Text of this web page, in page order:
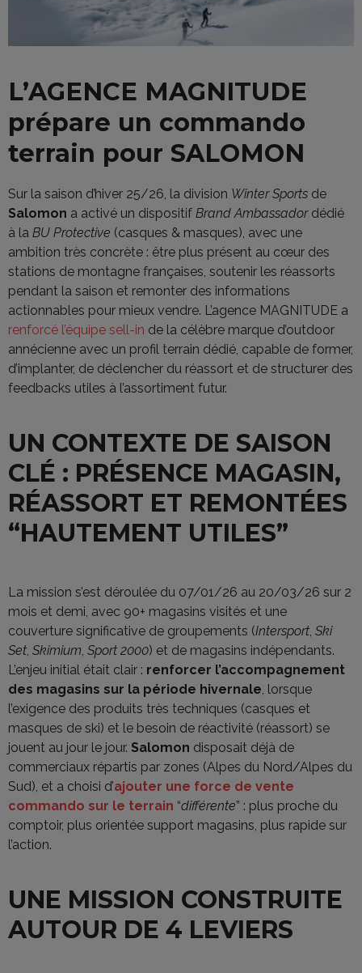
L’AGENCE MAGNITUDE
prépare un commando
terrain pour SALOMON
Sur la saison d’hiver 25/26, la division Winter Sports de
Salomon a activé un dispositif Brand Ambassadordédié
à la BU Protective (casques & masques), avec une
ambition très concrète : être plus présent au cœur des
stations de montagne françaises, soutenir les réassorts
pendant la saison et remonter des informations
actionnables pour mieux vendre. L’agence MAGNITUDE a
renforcé l’équipe sell-in de la célèbre marque d’outdoor
annécienne avec un profil terrain dédié, capable de former,
d’implanter, de déclencher du réassort et de structurer des
feedbacks utiles à l’assortiment futur.
UN CONTEXTE DE SAISON
CLÉ : PRÉSENCE MAGASIN,
RÉASSORT ET REMONTÉES
“HAUTEMENT UTILES”
La mission s’est déroulée du 07/01/26 au 20/03/26 sur 2
mois et demi, avec 90+ magasins visités et une
couverture significative de groupements (Intersport, Ski
Set, Skimium, Sport 2000) et de magasins indépendants.
L’enjeu initial était clair : renforcer l’accompagnement
des magasins sur la période hivernale, lorsque
l’exigence des produits très techniques (casques et
masques de ski) et le besoin de réactivité (réassort) se
jouent au jour le jour. Salomon disposait déjà de
commerciaux répartis par zones (Alpes du Nord/Alpes du
Sud), et a choisi d’ajouter une force de vente
commando sur le terrain “différente” : plus proche du
comptoir, plus orientée support magasins, plus rapide sur
l’action.
UNE MISSION CONSTRUITE
AUTOUR DE 4 LEVIERS